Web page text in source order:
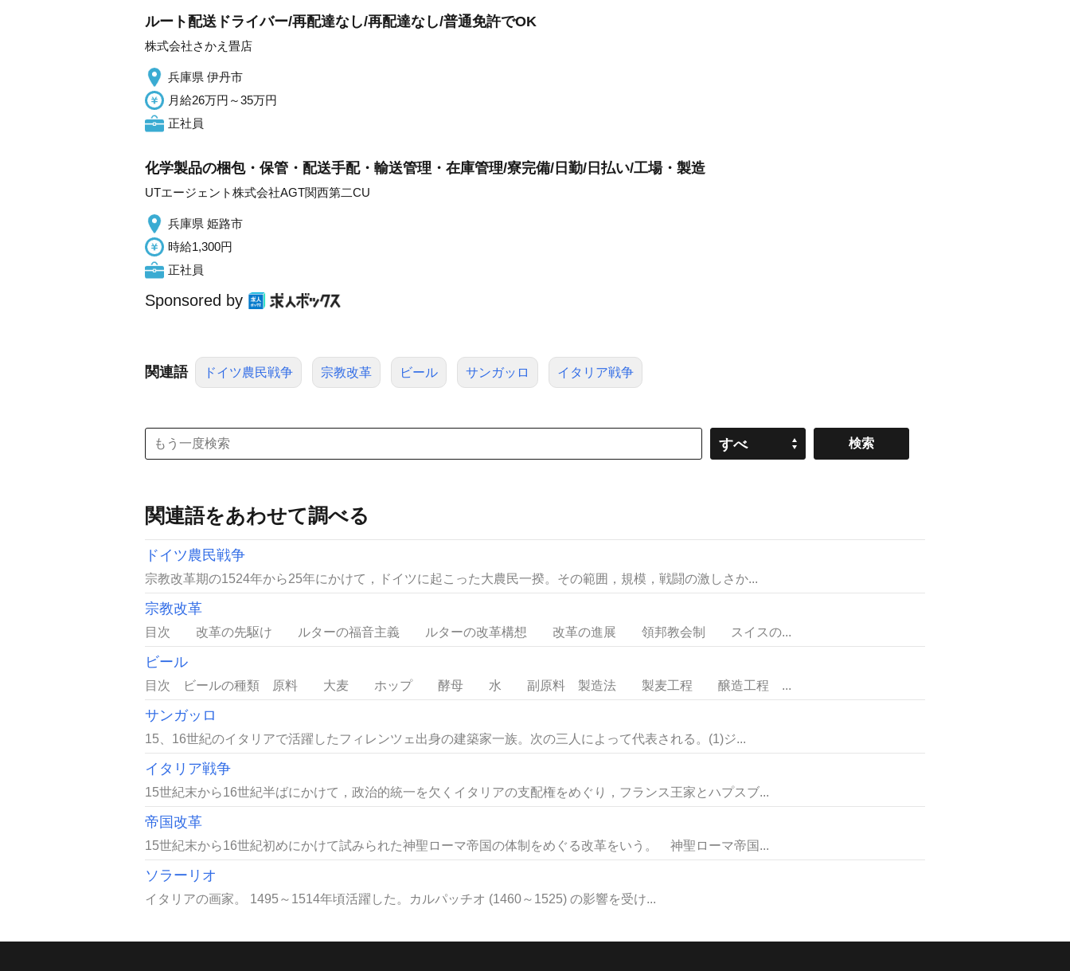
ルート配送ドライバー/再配達なし/再配達なし/普通免許でOK
株式会社さかえ畳店
兵庫県 伊丹市
月給26万円～35万円
正社員
化学製品の梱包・保管・配送手配・輸送管理・在庫管理/寮完備/日勤/日払い/工場・製造
UTエージェント株式会社AGT関西第二CU
兵庫県 姫路市
時給1,300円
正社員
Sponsored by
関連語 ドイツ農民戦争 宗教改革 ビール サンガッロ イタリア戦争
すべ
関連語をあわせて調べる
ドイツ農民戦争
宗教改革期の1524年から25年にかけて，ドイツに起こった大農民一揆。その範囲，規模，戦闘の激しさか...
宗教改革
目次 改革の先駆け ルターの福音主義 ルターの改革構想 改革の進展 領邦教会制 スイスの...
ビール
目次 ビールの種類 原料 大麦 ホップ 酵母 水 副原料 製造法 製麦工程 醸造工程 ...
サンガッロ
15、16世紀のイタリアで活躍したフィレンツェ出身の建築家一族。次の三人によって代表される。(1)ジ...
イタリア戦争
15世紀末から16世紀半ばにかけて，政治的統一を欠くイタリアの支配権をめぐり，フランス王家とハプスブ...
帝国改革
15世紀末から16世紀初めにかけて試みられた神聖ローマ帝国の体制をめぐる改革をいう。 神聖ローマ帝国...
ソラーリオ
イタリアの画家。 1495～1514年頃活躍した。カルパッチオ (1460～1525) の影響を受け...